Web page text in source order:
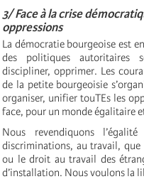
3/ Face à la crise
oppressions
La démocratie bourgeoise est
des politiques autoritaires
discipliner, opprimer. Les
de la petite bourgeoisie
organiser, unifier touTEs les
face, pour un monde égalitaire
Nous revendiquons
discriminations, au travail, que
ou le droit au travail des
d’installation. Nous voulons la